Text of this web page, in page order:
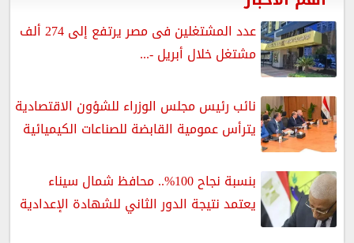
عدد المشتغلين فى مصر يرتفع إلى 274 ألف
مشتغل خلال أبريل -...
نائب رئيس مجلس الوزراء للشؤون الاقتصادية
يترأس عمومية القابضة للصناعات الكيميائية
بنسبة نجاح 100%.. محافظ شمال سيناء
يعتمد نتيجة الدور الثاني للشهادة الإعدادية